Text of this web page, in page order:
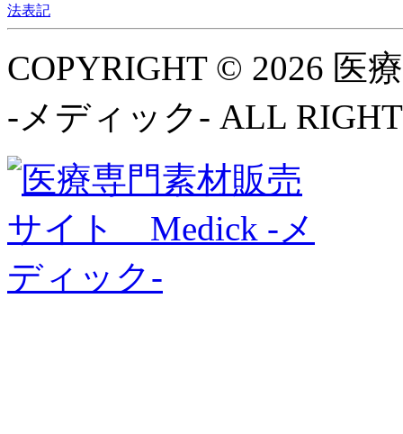
法表記
COPYRIGHT © 2026 医
-メディック- ALL RIGHT